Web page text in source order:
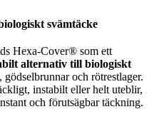
svämtäcke
Hexa-Cover® som ett
alternativ till biologiskt
och rötrestlager.
instabilt eller helt uteblir,
och förutsägbar täckning.